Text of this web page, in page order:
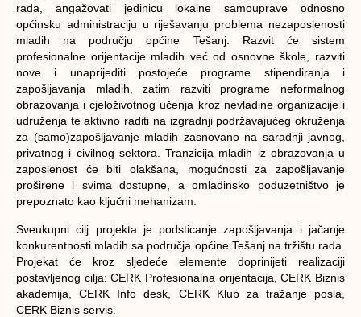
rada, angažovati jedinicu lokalne samouprave odnosno
općinsku administraciju u riješavanju problema nezaposlenosti
mladih na području općine Tešanj. Razvit će sistem
profesionalne orijentacije mladih već od osnovne škole, razviti
nove i unaprijediti postojeće programe stipendiranja i
zapošljavanja mladih, zatim razviti programe neformalnog
obrazovanja i cjeloživotnog učenja kroz nevladine organizacije i
udruženja te aktivno raditi na izgradnji podržavajućeg okruženja
za (samo)zapošljavanje mladih zasnovano na saradnji javnog,
privatnog i civilnog sektora. Tranzicija mladih iz obrazovanja u
zaposlenost će biti olakšana, mogućnosti za zapošljavanje
proširene i svima dostupne, a omladinsko poduzetništvo je
prepoznato kao ključni mehanizam.
Sveukupni cilj projekta je podsticanje zapošljavanja i jačanje
konkurentnosti mladih sa područja općine Tešanj na tržištu rada.
Projekat će kroz sljedeće elemente doprinijeti realizaciji
postavljenog cilja:CERK Profesionalna orijentacija, CERK Biznis
akademija, CERK Info desk, CERK Klub za tražanje posla,
CERK Biznis servis.